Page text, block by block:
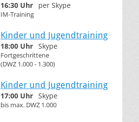
16:30 Uhr per Skype
IM-Training
Kinder und Jugendtraining
18:00 Uhr Skype
Fortgeschrittene
(DWZ 1.000 - 1.300)
Kinder und Jugendtraining
17:00 Uhr Skype
bis max. DWZ 1.000